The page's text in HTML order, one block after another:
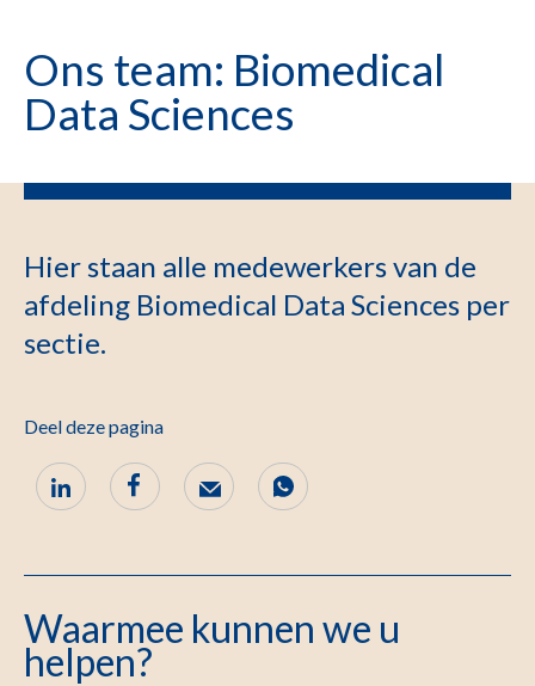
Ons team: Biomedical
Data Sciences
Hier staan alle medewerkers van de
afdeling Biomedical Data Sciences per
sectie.
Deel deze pagina
Waarmee kunnen we u
helpen?